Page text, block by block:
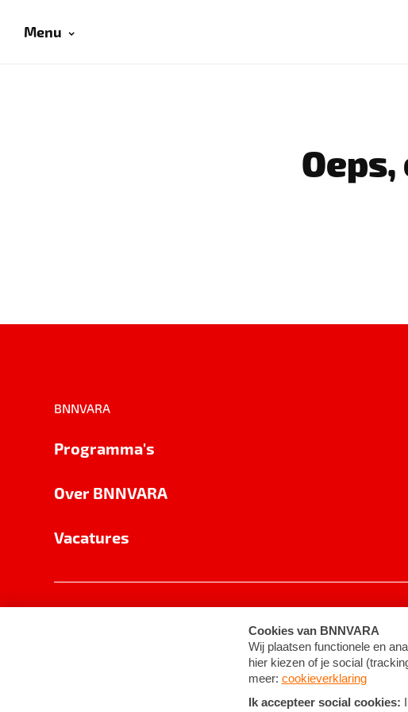
Menu
BNNVARA
Programma's
Over BNNVARA
Vacatures
Cookie-instellingen Algemene